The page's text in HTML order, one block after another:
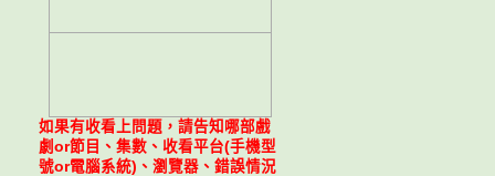
如果有收看上問題，請告知哪部戲
劇or節目、集數、收看平台(手機型
號or電腦系統)、瀏覽器、錯誤情況